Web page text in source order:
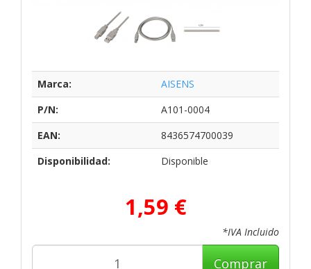
Marca:
AISENS
P/N:
A101-0004
EAN:
8436574700039
Disponibilidad:
Disponible
1,59 €
*IVA Incluido
Comprar